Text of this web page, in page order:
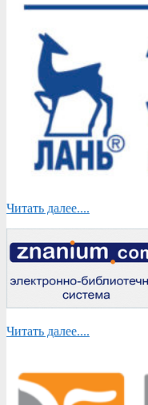
Читать далее....
Читать далее....